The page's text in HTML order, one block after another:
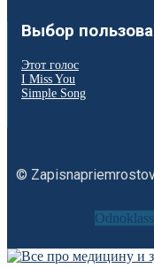
Выбор
Этот голос
I Miss You
Simple Song
©